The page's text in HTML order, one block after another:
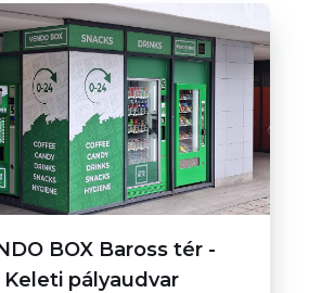
BOX Baross tér -
Keleti pályaudvar